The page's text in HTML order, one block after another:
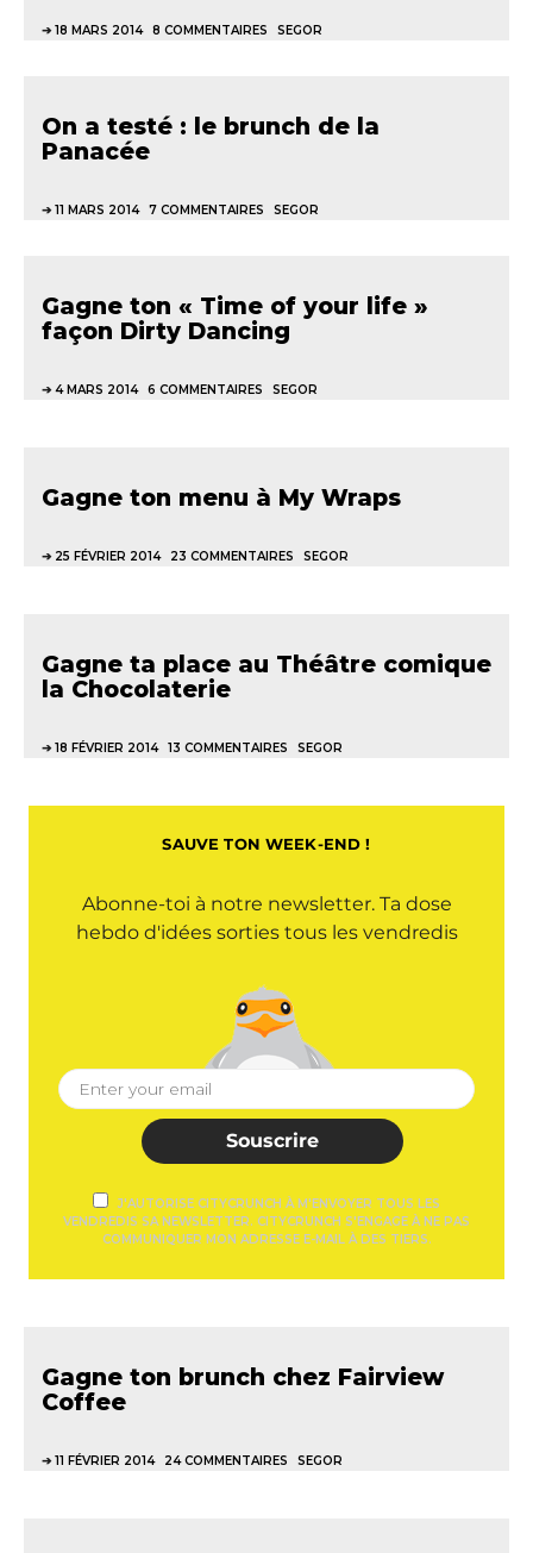
18 MARS 2014 8 COMMENTAIRES SEGOR
On a testé : le brunch de la
Panacée
11 MARS 2014 7 COMMENTAIRES SEGOR
Gagne ton « Time of your life »
façon Dirty Dancing
4 MARS 2014 6 COMMENTAIRES SEGOR
Gagne ton menu à My Wraps
25 FÉVRIER 2014 23 COMMENTAIRES SEGOR
Gagne ta place au Théâtre comique
la Chocolaterie
18 FÉVRIER 2014 13 COMMENTAIRES SEGOR
SAUVE TON WEEK-END !
Abonne-toi à notre newsletter. Ta dose
hebdo d'idées sorties tous les vendredis
Souscrire
J'AUTORISE CITYCRUNCH À M'ENVOYER TOUS LES
VENDREDIS SA NEWSLETTER. CITYCRUNCH S'ENGAGE À NE PAS
COMMUNIQUER MON ADRESSE E-MAIL À DES TIERS.
Gagne ton brunch chez Fairview
Coffee
11 FÉVRIER 2014 24 COMMENTAIRES SEGOR